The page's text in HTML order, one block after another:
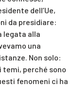
dell’Ue,
da presidiare:
legata alla
una
Non solo:
temi, perché sono
fenomeni ci ha